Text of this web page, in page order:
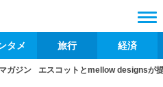
タメ 旅行 経済
マガジン エスコットとmellow designsが